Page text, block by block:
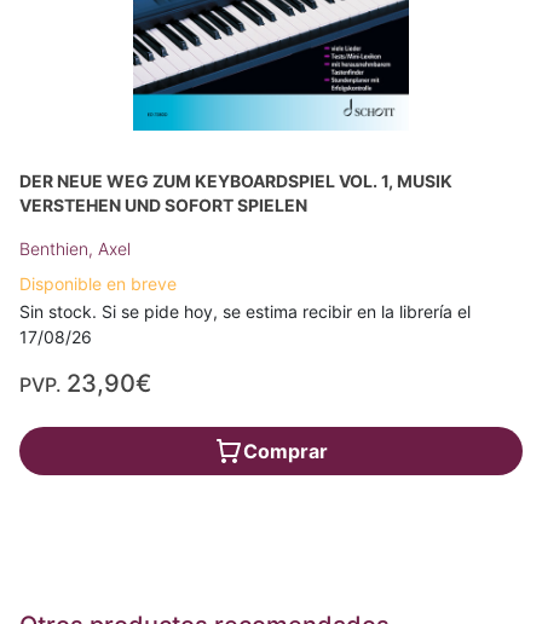
DER NEUE WEG ZUM KEYBOARDSPIEL VOL. 1, MUSIK
VERSTEHEN UND SOFORT SPIELEN
Benthien, Axel
Disponible en breve
Sin stock. Si se pide hoy, se estima recibir en la librería el
17/08/26
PVP. 23,90€
Comprar